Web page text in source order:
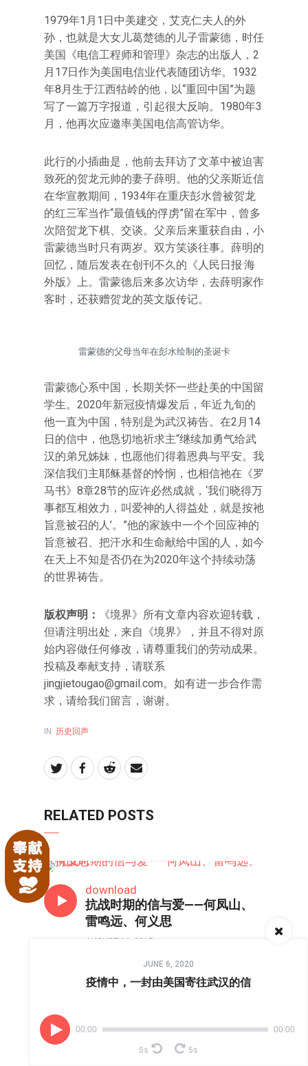
1979年1月1日中美建交，艾克仁夫人的外
孙，也就是大女儿葛楚德的儿子雷蒙德，时任
美国《电信工程师和管理》杂志的出版人，2
月17日作为美国电信业代表随团访华。1932
年8月生于江西牯岭的他，以“重回中国”为题
写了一篇万字报道，引起很大反响。1980年3
月，他再次应邀率美国电信高管访华。
此行的小插曲是，他前去拜访了文革中被迫害
致死的贺龙元帅的妻子薛明。他的父亲斯近信
在华宣教期间，1934年在重庆彭水曾被贺龙
的红三军当作“最值钱的俘虏”留在军中，曾多
次陪贺龙下棋、交谈。父亲后来重获自由，小
雷蒙德当时只有两岁。双方笑谈往事。薛明的
回忆，随后发表在创刊不久的《人民日报·海
外版》上。雷蒙德后来多次访华，去薛明家作
客时，还获赠贺龙的英文版传记。
雷蒙德的父母当年在彭水绘制的圣诞卡
雷蒙德心系中国，长期关怀一些赴美的中国留
学生。2020年新冠疫情爆发后，年近九旬的
他一直为中国，特别是为武汉祷告。在2月14
日的信中，他恳切地祈求主“继续加勇气给武
汉的弟兄姊妹，也愿他们得着恩典与平安。我
深信我们主耶稣基督的怜悯，也相信祂在《罗
马书》8章28节的应许必然成就，‘我们晓得万
事都互相效力，叫爱神的人得益处，就是按祂
旨意被召的人’。”他的家族中一个个回应神的
旨意被召、把汗水和生命献给中国的人，如今
在天上不知是否仍在为2020年这个持续动荡
的世界祷告。
版权声明：
《境界》所有文章内容欢迎转载，
但请注明出处，来自《境界》，并且不得对原
始内容做任何修改，请尊重我们的劳动成果。
投稿及奉献支持，请联系
jingjietougao@gmail.com。如有进一步合作需
求，请给我们留言，谢谢。
IN: 历史回声
RELATED POSTS
download
抗战时期的信与爱——何凤山、
雷鸣远、何义思
AUGUST 14, 2015
历史回声
JANUARY 27, 2015
JUNE 6, 2020
疫情中，一封由美国寄往武汉的信
00:00 00:00
5s 5s